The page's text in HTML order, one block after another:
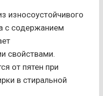
износоустойчивого
с содержанием
свойствами.
от пятен при
в стиральной